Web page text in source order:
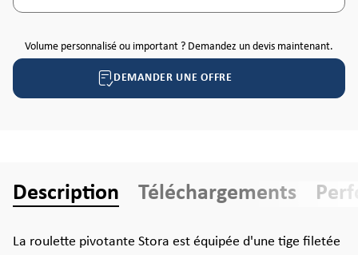
Volume personnalisé ou important ? Demandez un devis maintenant.
DEMANDER UNE OFFRE
Description Téléchargements
La roulette pivotante Stora est équipée d'une tige filetée